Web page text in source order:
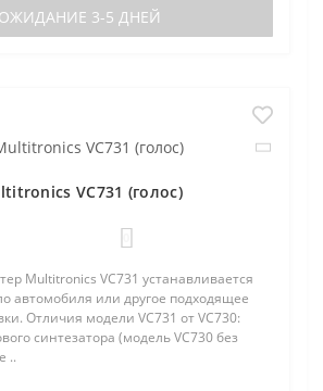
ОЖИДАНИЕ 3-5 ДНЕЙ
VC731 (голос)
Multitronics VC731 устанавливается
автомобиля или другое подходящее
Отличия модели VC731 от VC730:
синтезатора (модель VC730 без
..